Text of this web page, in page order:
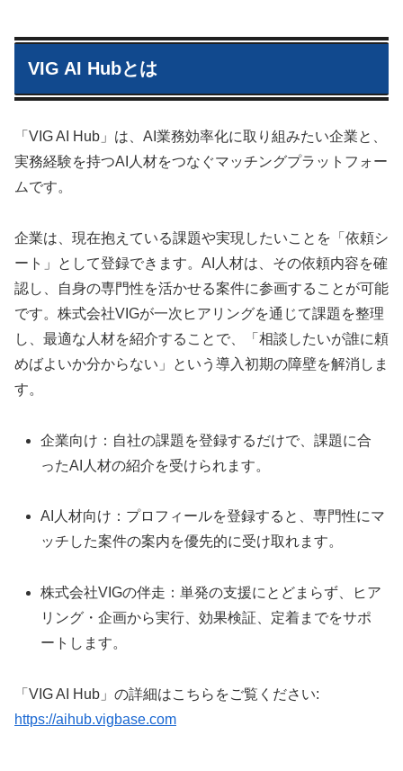
VIG AI Hubとは
「VIG AI Hub」は、AI業務効率化に取り組みたい企業と、
実務経験を持つAI人材をつなぐマッチングプラットフォー
ムです。
企業は、現在抱えている課題や実現したいことを「依頼シ
ート」として登録できます。AI人材は、その依頼内容を確
認し、自身の専門性を活かせる案件に参画することが可能
です。株式会社VIGが一次ヒアリングを通じて課題を整理
し、最適な人材を紹介することで、「相談したいが誰に頼
めばよいか分からない」という導入初期の障壁を解消しま
す。
企業向け：自社の課題を登録するだけで、課題に合
ったAI人材の紹介を受けられます。
AI人材向け：プロフィールを登録すると、専門性にマ
ッチした案件の案内を優先的に受け取れます。
株式会社VIGの伴走：単発の支援にとどまらず、ヒア
リング・企画から実行、効果検証、定着までをサポ
ートします。
「VIG AI Hub」の詳細はこちらをご覧ください:
https://aihub.vigbase.com